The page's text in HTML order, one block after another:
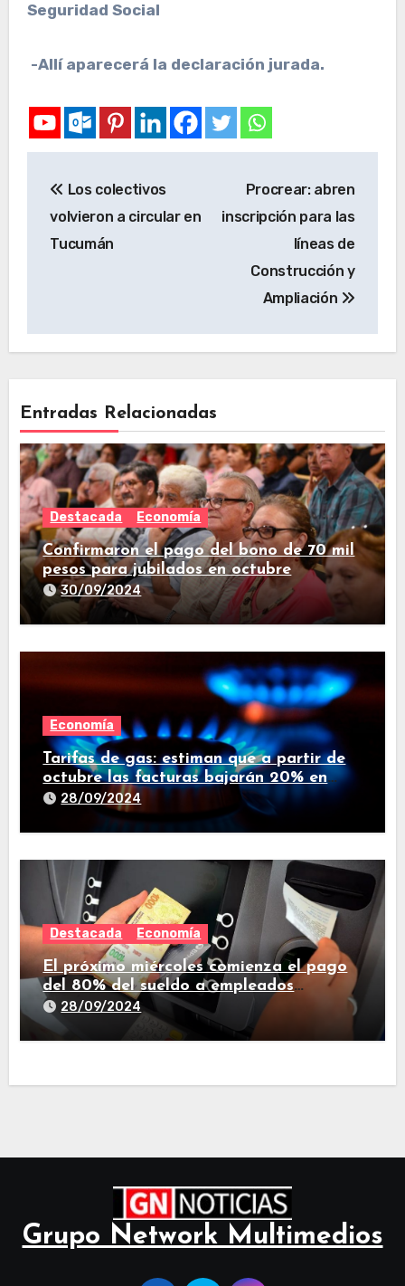
Seguridad Social
-Allí aparecerá la declaración jurada.
Los colectivos
volvieron a circular en
Tucumán
Procrear: abren
inscripción para las
líneas de
Construcción y
Ampliación
Entradas Relacionadas
Destacada Economía
Confirmaron el pago del bono de 70 mil
pesos para jubilados en octubre
30/09/2024
Economía
Tarifas de gas: estiman que a partir de
octubre las facturas bajarán 20% en
promedio
28/09/2024
Destacada Economía
El próximo miércoles comienza el pago
del 80% del sueldo a empleados
estatales de Tucumán
28/09/2024
Grupo Network Multimedios